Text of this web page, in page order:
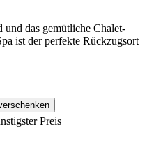
und das gemütliche Chalet-
ist der perfekte Rückzugsort
Preis